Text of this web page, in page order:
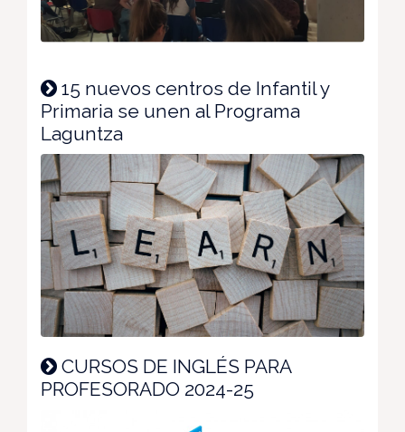
15 nuevos centros de Infantil y
Primaria se unen al Programa
Laguntza
CURSOS DE INGLÉS PARA
PROFESORADO 2024-25